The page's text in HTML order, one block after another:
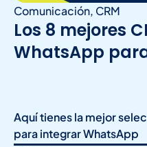
Comunicación, CRM
Los 8 mejores
WhatsApp
Aquí tienes la mejor
para integrar WhatsApp